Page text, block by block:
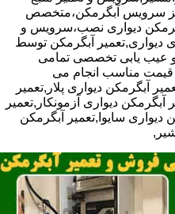
سرویس آبگرمکن،متخصص
دیواری نصب،سرویس و
دیواری,تعمیر آبگرمکن توسط
و عیب یابی تخصصی تمامی
قیمت مناسب انجام می
آبگرمکن دیواری پلار,تعمیر
آبگرمکن دیواری آزمونکار,تعمیر
دیواری سایوا,تعمیر آبگرمکن